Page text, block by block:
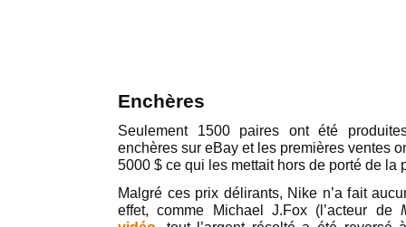
Enchères
Seulement 1500 paires ont été
enchères sur eBay et les premières ventes
5000 $ ce qui les mettait hors de porté de la
Malgré ces prix délirants, Nike n’a fait
effet, comme Michael J.Fox (l’acteur de